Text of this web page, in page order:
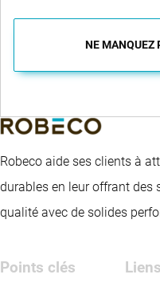
NE MANQUEZ
Robeco aide ses clients à
durables en leur offrant des
qualité avec de solides
Points clés